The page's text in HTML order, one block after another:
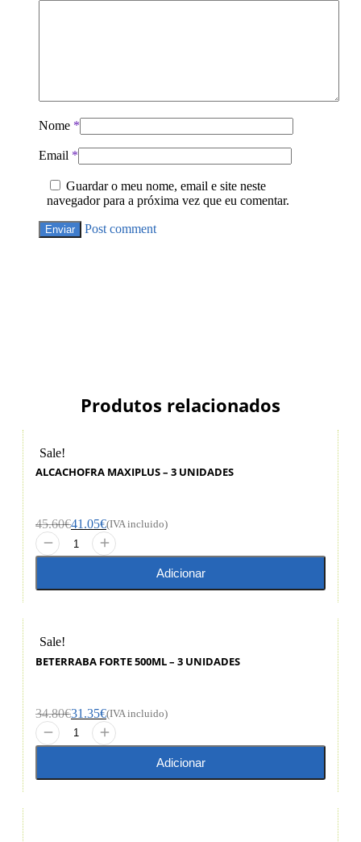
Nome *
Email *
Guardar o meu nome, email e site neste
navegador para a próxima vez que eu comentar.
Post comment
Produtos relacionados
Sale!
ALCACHOFRA MAXIPLUS – 3 UNIDADES
45.60€41.05€(IVA incluido)
Adicionar
Sale!
BETERRABA FORTE 500ML – 3 UNIDADES
34.80€31.35€(IVA incluido)
Adicionar